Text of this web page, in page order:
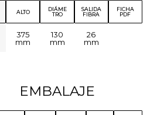
ALTO
DIÁME
TRO
SALIDA
FIBRA
FICHA
PDF
375
mm
130
mm
26
mm
EMBALAJE